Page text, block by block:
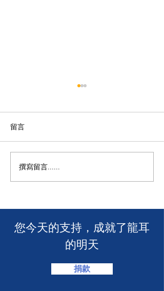
🧯 【推動資訊無障礙！龍
耳為葵盛西邨消防安全簡
留言
撰寫留言......
​您今天的支持，成就了龍耳
的明天
捐款